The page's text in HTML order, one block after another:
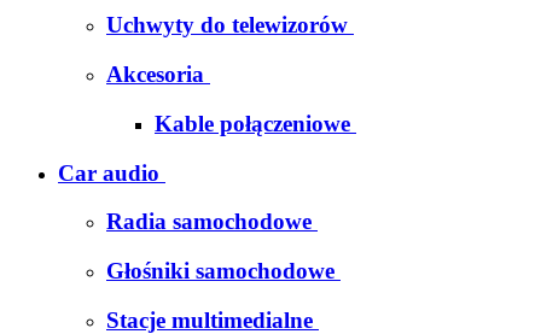
Uchwyty do telewizorów
Akcesoria
Kable połączeniowe
Car audio
Radia samochodowe
Głośniki samochodowe
Stacje multimedialne